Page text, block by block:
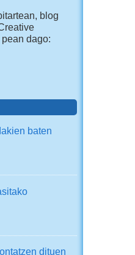
blog
dago:
baten
dituen